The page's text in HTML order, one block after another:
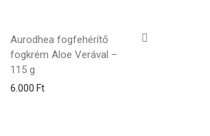
Aurodhea fogfehérítő
fogkrém Aloe Verával –
115 g
6.000 Ft